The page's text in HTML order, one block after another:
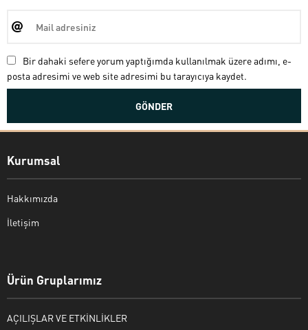
Bir dahaki sefere yorum yaptığımda kullanılmak üzere adımı, e-
posta adresimi ve web site adresimi bu tarayıcıya kaydet.
Kurumsal
Hakkımızda
İletişim
Ürün Gruplarımız
AÇILIŞLAR VE ETKİNLİKLER